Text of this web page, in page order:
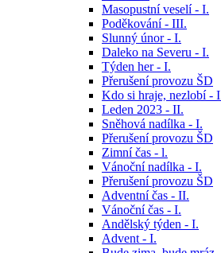
Masopustní veselí - I.
Poděkování - III.
Slunný únor - I.
Daleko na Severu - I.
Týden her - I.
Přerušení provozu ŠD
Kdo si hraje, nezlobí -
Leden 2023 - II.
Sněhová nadílka - I.
Přerušení provozu ŠD
Zimní čas - l.
Vánoční nadílka - I.
Přerušení provozu ŠD
Adventní čas - II.
Vánoční čas - I.
Andělský týden - I.
Advent - I.